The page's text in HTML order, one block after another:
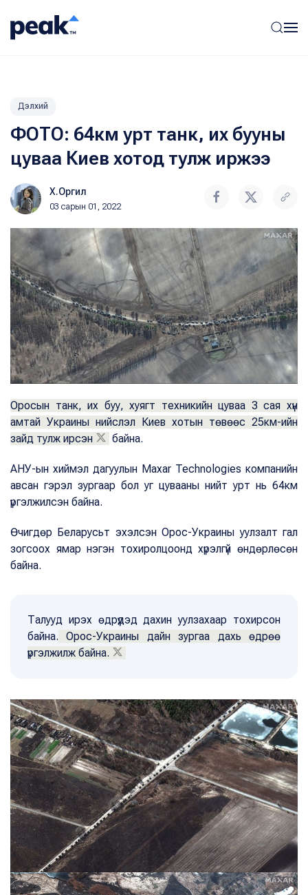
Дэлхий
ФОТО: 64км урт танк, их бууны
цуваа Киев хотод тулж иржээ
Х.Оргил
03 сарын 01, 2022
Оросын танк, их буу, хуягт техникийн цуваа 3 сая хүн
амтай Украины нийслэл Киев хотын төвөөс 25км-ийн
зайд тулж ирсэн
байна.
АНУ-ын хиймэл дагуулын Maxar Technologies компанийн
авсан гэрэл зургаар бол уг цувааны нийт урт нь 64км
үргэлжилсэн байна.
Өчигдөр Беларусьт эхэлсэн Орос-Украины уулзалт гал
зогсоох ямар нэгэн тохиролцоонд хүрэлгүй өндөрлөсөн
байна.
Талууд ирэх өдрүүдэд дахин уулзахаар тохирсон
байна. Орос-Украины дайн зургаа дахь өдрөө
үргэлжилж байна.